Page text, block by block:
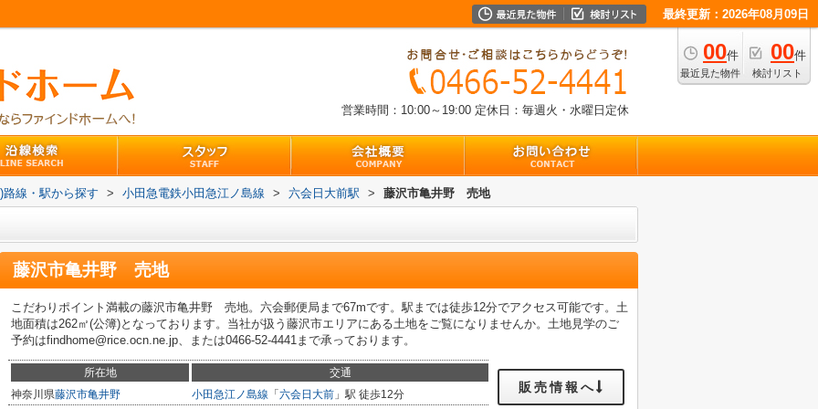
最終更新：2026年08月09日
00件
最近見た物件
00件
検討リスト
営業時間：10:00～19:00 定休日：毎週火・水曜日定休
路線・駅から探す > 小田急電鉄小田急江ノ島線 > 六会日大前駅 > 藤沢市亀井野 売地
藤沢市亀井野 売地
こだわりポイント満載の藤沢市亀井野 売地。六会郵便局まで67mです。駅までは徒歩12分でアクセス可能です。土
地面積は262㎡(公簿)となっております。当社が扱う藤沢市エリアにある土地をご覧になりませんか。土地見学のご
予約はfindhome@rice.ocn.ne.jp、または0466-52-4441まで承っております。
所在地
交通
神奈川県藤沢市亀井野 小田急江ノ島線 「 六会日大前 」駅 徒歩12分 販売情報へ